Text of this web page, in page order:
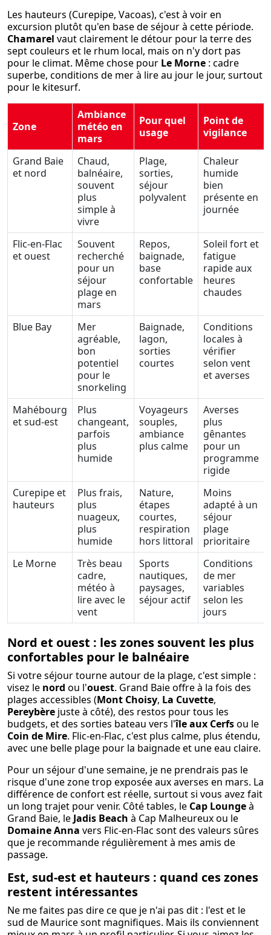
Les hauteurs (Curepipe, Vacoas), c'est à voir en
excursion plutôt qu'en base de séjour à cette période.
Chamarel vaut clairement le détour pour la terre des
sept couleurs et le rhum local, mais on n'y dort pas
pour le climat. Même chose pour Le Morne : cadre
superbe, conditions de mer à lire au jour le jour, surtout
pour le kitesurf.
Zone
Ambiance
météo en
mars
Pour quel
usage
Point de
vigilance
Grand Baie
et nord
Chaud,
balnéaire,
souvent
plus
simple à
vivre
Plage,
sorties,
séjour
polyvalent
Chaleur
humide
bien
présente en
journée
Flic-en-Flac
et ouest
Souvent
recherché
pour un
séjour
plage en
mars
Repos,
baignade,
base
confortable
Soleil fort et
fatigue
rapide aux
heures
chaudes
Blue Bay
Mer
agréable,
bon
potentiel
pour le
snorkeling
Baignade,
lagon,
sorties
courtes
Conditions
locales à
vérifier
selon vent
et averses
Mahébourg
et sud-est
Plus
changeant,
parfois
plus
humide
Voyageurs
souples,
ambiance
plus calme
Averses
plus
gênantes
pour un
programme
rigide
Curepipe et
hauteurs
Plus frais,
plus
nuageux,
plus
humide
Nature,
étapes
courtes,
respiration
hors littoral
Moins
adapté à un
séjour
plage
prioritaire
Le Morne
Très beau
cadre,
météo à
lire avec le
vent
Sports
nautiques,
paysages,
séjour actif
Conditions
de mer
variables
selon les
jours
Nord et ouest : les zones souvent les plus
confortables pour le balnéaire
Si votre séjour tourne autour de la plage, c'est simple :
visez le nord ou l'ouest. Grand Baie offre à la fois des
plages accessibles (Mont Choisy, La Cuvette,
Pereybère juste à côté), des restos pour tous les
budgets, et des sorties bateau vers l'île aux Cerfsou le
Coin de Mire. Flic-en-Flac, c'est plus calme, plus étendu,
avec une belle plage pour la baignade et une eau claire.
Pour un séjour d'une semaine, je ne prendrais pas le
risque d'une zone trop exposée aux averses en mars. La
différence de confort est réelle, surtout si vous avez fait
un long trajet pour venir. Côté tables, le Cap Loungeà
Grand Baie, le Jadis Beach à Cap Malheureux ou le
Domaine Anna vers Flic-en-Flac sont des valeurs sûres
que je recommande régulièrement à mes amis de
passage.
Est, sud-est et hauteurs : quand ces zones
restent intéressantes
Ne me faites pas dire ce que je n'ai pas dit : l'est et le
sud de Maurice sont magnifiques. Mais ils conviennent